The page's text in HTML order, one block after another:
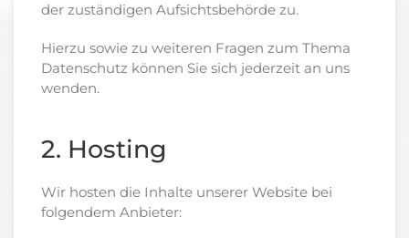
der zuständigen Aufsichtsbehörde zu.
Hierzu sowie zu weiteren Fragen zum Thema
Datenschutz können Sie sich jederzeit an uns
wenden.
2. Hosting
Wir hosten die Inhalte unserer Website bei
folgendem Anbieter: